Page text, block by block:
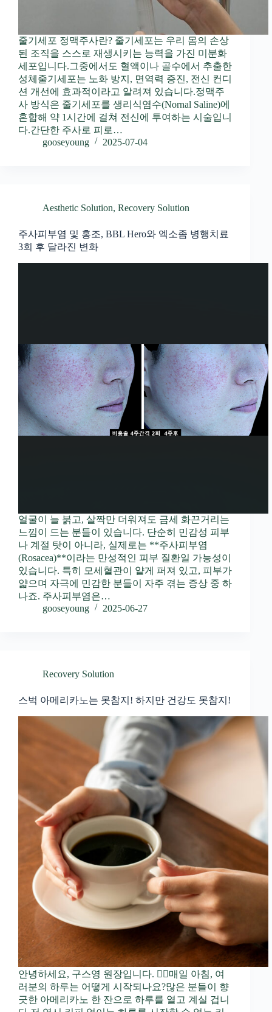
줄기세포 정맥주사란? 줄기세포는 우리 몸의 손상
된 조직을 스스로 재생시키는 능력을 가진 미분화
세포입니다.그중에서도 혈액이나 골수에서 추출한
성체줄기세포는 노화 방지, 면역력 증진, 전신 컨디
션 개선에 효과적이라고 알려져 있습니다.정맥주
사 방식은 줄기세포를 생리식염수(Nornal Saline)에
혼합해 약 1시간에 걸쳐 전신에 투여하는 시술입니
다.간단한 주사로 피로…
gooseyoung
2025-07-04
Aesthetic Solution, Recovery Solution
주사피부염 및 홍조, BBL Hero와 엑소좀 병행치료
3회 후 달라진 변화
얼굴이 늘 붉고, 살짝만 더워져도 금세 화끈거리는
느낌이 드는 분들이 있습니다. 단순히 민감성 피부
나 계절 탓이 아니라, 실제로는 **주사피부염
(Rosacea)**이라는 만성적인 피부 질환일 가능성이
있습니다. 특히 모세혈관이 얕게 퍼져 있고, 피부가
얇으며 자극에 민감한 분들이 자주 겪는 증상 중 하
나죠. 주사피부염은…
gooseyoung
2025-06-27
Recovery Solution
스벅 아메리카노는 못참지! 하지만 건강도 못참지!
안녕하세요, 구스영 원장입니다. 🙋‍♂️매일 아침, 여
러분의 하루는 어떻게 시작되나요?많은 분들이 향
긋한 아메리카노 한 잔으로 하루를 열고 계실 겁니